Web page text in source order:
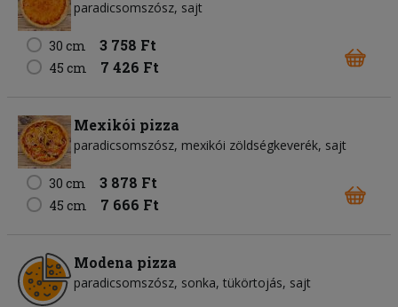
paradicsomszósz sajt
30 cm 3 758 Ft
45 cm 7 426 Ft
Mexikói pizza
paradicsomszósz mexikói zöldségkeverék sajt
30 cm 3 878 Ft
45 cm 7 666 Ft
Modena pizza
paradicsomszósz sonka tükörtojás sajt